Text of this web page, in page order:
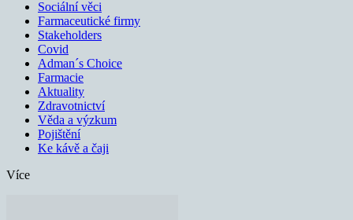
Sociální věci
Farmaceutické firmy
Stakeholders
Covid
Adman´s Choice
Farmacie
Aktuality
Zdravotnictví
Věda a výzkum
Pojištění
Ke kávě a čaji
Více